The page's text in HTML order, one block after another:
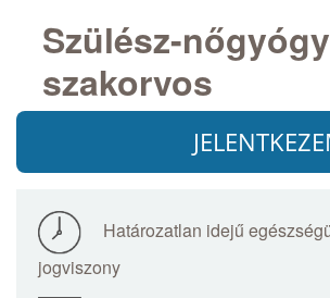
Szülész-
szakorvos
Határozatlan idejű
jogviszony